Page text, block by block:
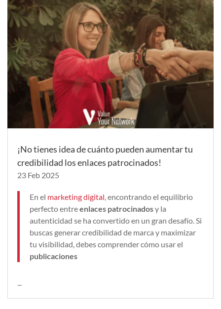
¡No tienes idea de cuánto pueden aumentar tu
credibilidad los enlaces patrocinados!
23 Feb 2025
En el marketing digital , encontrando el equilibrio
perfecto entreenlaces patrocinadosy la
autenticidad se ha convertido en un gran desafío. Si
buscas generar credibilidad de marca y maximizar
tu visibilidad, debes comprender cómo usar el
publicaciones